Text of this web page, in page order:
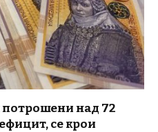
над 72
се крои